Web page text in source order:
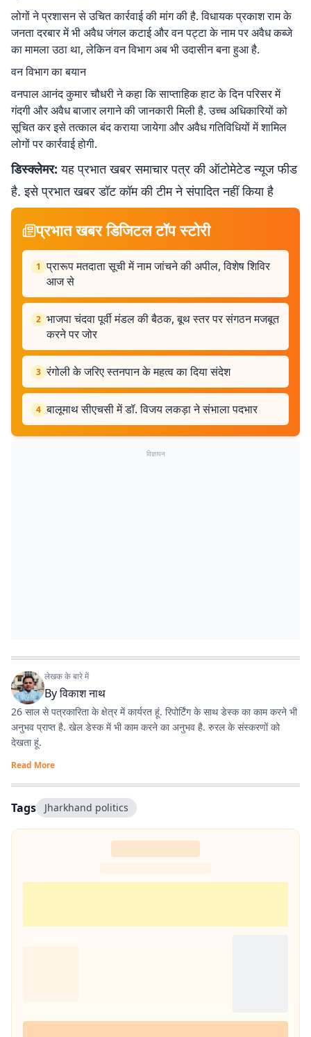
लोगों ने प्रशासन से उचित कार्रवाई की मांग की है. विधायक प्रकाश राम के
जनता दरबार में भी अवैध जंगल कटाई और वन पट्टा के नाम पर अवैध कब्जे
का मामला उठा था, लेकिन वन विभाग अब भी उदासीन बना हुआ है.
वन विभाग का बयान
वनपाल आनंद कुमार चौधरी ने कहा कि साप्ताहिक हाट के दिन परिसर में
गंदगी और अवैध बाजार लगाने की जानकारी मिली है. उच्च अधिकारियों को
सूचित कर इसे तत्काल बंद कराया जायेगा और अवैध गतिविधियों में शामिल
लोगों पर कार्रवाई होगी.
डिस्क्लेमर: यह प्रभात खबर समाचार पत्र की ऑटोमेटेड न्यूज फीड
है. इसे प्रभात खबर डॉट कॉम की टीम ने संपादित नहीं किया है
प्रभात खबर डिजिटल टॉप स्टोरी
1 प्रारूप मतदाता सूची में नाम जांचने की अपील, विशेष शिविर
आज से
2 भाजपा चंदवा पूर्वी मंडल की बैठक, बूथ स्तर पर संगठन मजबूत
करने पर जोर
3 रंगोली के जरिए स्तनपान के महत्व का दिया संदेश
4 बालूमाथ सीएचसी में डॉ. विजय लकड़ा ने संभाला पदभार
विज्ञापन
लेखक के बारे में
Byविकाश नाथ
26 साल से पत्रकारिता के क्षेत्र में कार्यरत हूं. रिपोर्टिंग के साथ डेस्क का काम करने भी
अनुभव प्राप्त है. खेल डेस्क में भी काम करने का अनुभव है. रुरल के संस्करणों को
देखता हूं.
Read More
Tags Jharkhand politics